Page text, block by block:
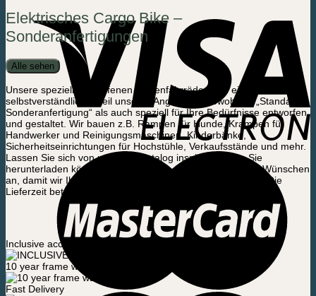
Elektrisches Cargo Bike –
Sonderanfertigungen
Alle sehen
Unsere speziell entworfenen Lastenfahrräder sind ein
selbstverständlicher Teil unseres Angebots – sowohl als „Standard-
Sonderanfertigung“ als auch speziell für Ihre Bedürfnisse entworfen
und gestaltet. Wir bauen z.B. Rampen für Hunde, Krampen für
Handwerker und Reinigungsmaschinen, Kinderbänke,
Sicherheitseinrichtungen für Hochstühle, Verkaufsstände und mehr.
Lassen Sie sich von unserem Katalog inspirieren, den Sie
herunterladen können oder rufen Sie uns direkt mit Ihren Wünschen
an, damit wir Ihnen einen Preisvorschlag machen können. Die
Lieferzeit beträgt in der Regel 2-4 Arbeitstage.
Inclusive accessories
10 year frame warranty
Fast Delivery